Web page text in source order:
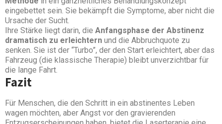
eingebettet sein. Sie bekämpft die Symptome, aber nicht die
Ursache der Sucht.
Ihre Stärke liegt darin, die Anfangsphase der Abstinenz
dramatisch zu erleichtern und die Abbruchquote zu
senken. Sie ist der “Turbo”, der den Start erleichtert, aber das
Fahrzeug (die klassische Therapie) bleibt unverzichtbar für
die lange Fahrt.
Fazit
Für Menschen, die den Schritt in ein abstinentes Leben
wagen möchten, aber Angst vor den gravierenden